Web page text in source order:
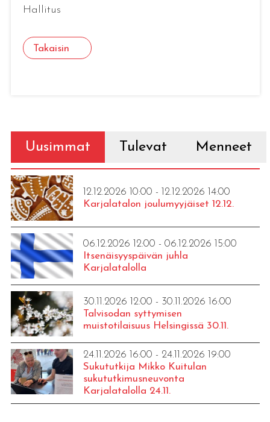
Hallitus
Takaisin
Uusimmat Tulevat Menneet
12.12.2026 10:00 - 12.12.2026 14:00
Karjalatalon joulumyyjäiset 12.12.
06.12.2026 12:00 - 06.12.2026 15:00
Itsenäisyyspäivän juhla
Karjalatalolla
30.11.2026 12:00 - 30.11.2026 16:00
Talvisodan syttymisen
muistotilaisuus Helsingissä 30.11.
24.11.2026 16:00 - 24.11.2026 19:00
Sukututkija Mikko Kuitulan
sukututkimusneuvonta
Karjalatalolla 24.11.